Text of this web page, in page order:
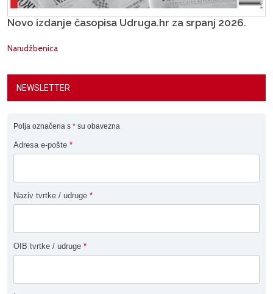
Novo izdanje časopisa Udruga.hr za srpanj 2026.
Narudžbenica
NEWSLETTER
Polja označena s * su obavezna
Adresa e-pošte *
Naziv tvrtke / udruge *
OIB tvrtke / udruge *